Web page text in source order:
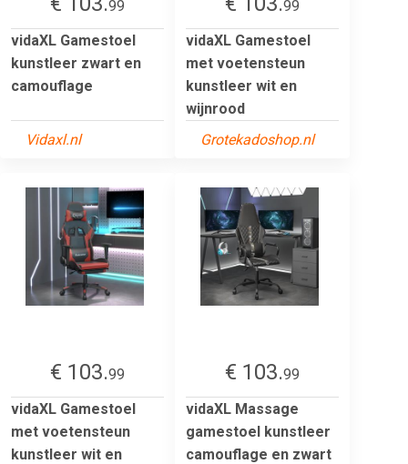
99
vidaXL Gamestoel
kunstleer zwart en
camouflage
Vidaxl.nl
99
vidaXL Gamestoel
met voetensteun
kunstleer wit en
wijnrood
Grotekadoshop.nl
€ 103.99
vidaXL Gamestoel
met voetensteun
kunstleer wit en
€ 103.99
vidaXL Massage
gamestoel kunstleer
camouflage en zwart